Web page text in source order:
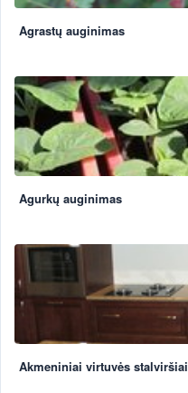
Agrastų auginimas
Agurkų auginimas
Akmeniniai virtuvės stalviršiai